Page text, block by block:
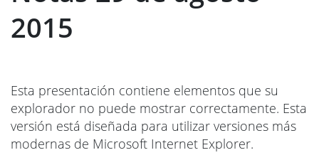
Movilidades
Movilidades
2015
Esta presentación contiene elementos que su
explorador no puede mostrar correctamente. Esta
versión está diseñada para utilizar versiones más
modernas de Microsoft Internet Explorer.